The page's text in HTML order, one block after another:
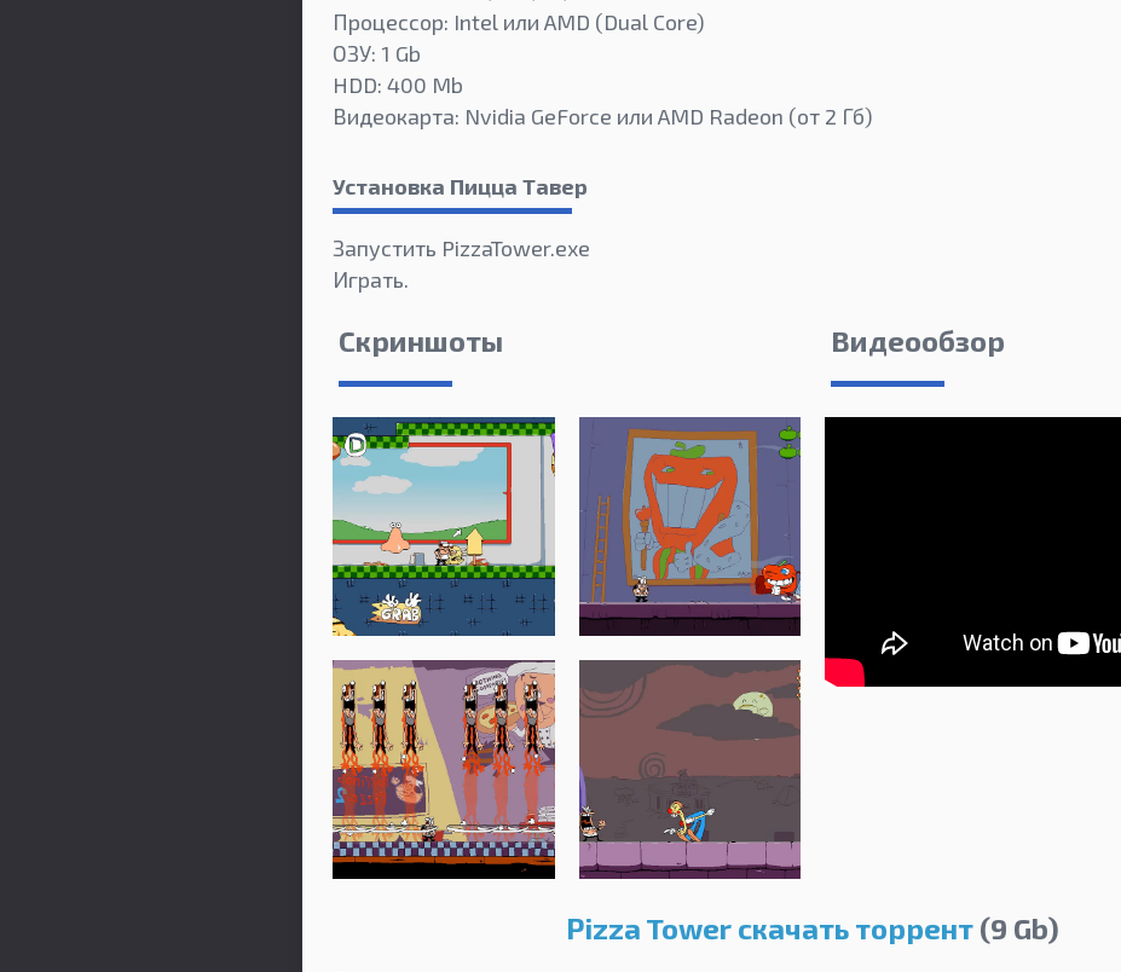
Процессор: Intel или AMD (Dual Core)
ОЗУ: 1 Gb
HDD: 400 Mb
Видеокарта: Nvidia GeForce или AMD Radeon (от 2 Гб)
Установка Пицца Тавер
Запустить PizzaTower.exe
Играть.
Скриншоты Видеообзор
Pizza Tower скачать торрент (9 Gb)